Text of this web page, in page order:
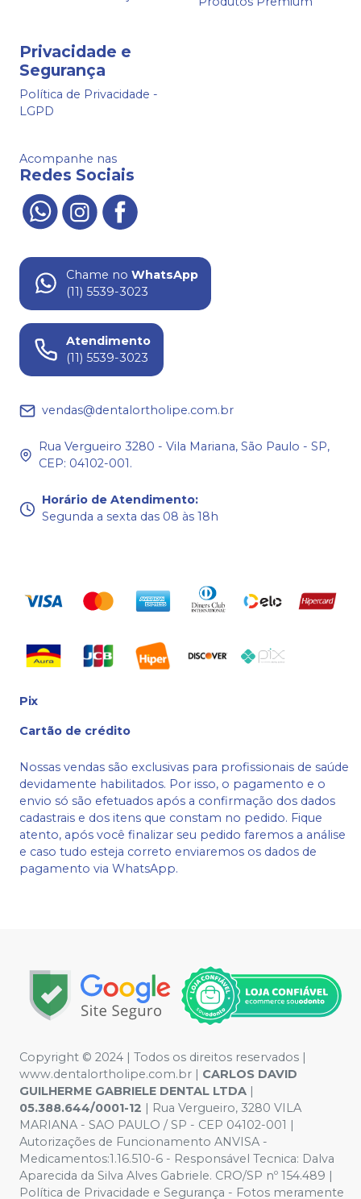
Privacidade e
Segurança
Política de Privacidade -
LGPD
Acompanhe nas
Redes Sociais
Chame no WhatsApp
(11) 5539-3023
Atendimento
(11) 5539-3023
vendas@dentalortholipe.com.br
Rua Vergueiro 3280 - Vila Mariana, São Paulo - SP,
CEP: 04102-001.
Horário de Atendimento:
Segunda a sexta das 08 às 18h
Pix
Cartão de crédito
Nossas vendas são exclusivas para profissionais de saúde
devidamente habilitados. Por isso, o pagamento e o
envio só são efetuados após a confirmação dos dados
cadastrais e dos itens que constam no pedido. Fique
atento, após você finalizar seu pedido faremos a análise
e caso tudo esteja correto enviaremos os dados de
pagamento via WhatsApp.
Copyright © 2024 | Todos os direitos reservados |
www.dentalortholipe.com.br | CARLOS DAVID
GUILHERME GABRIELE DENTAL LTDA
05.388.644/0001-12 | Rua Vergueiro, 3280 VILA
MARIANA - SAO PAULO / SP - CEP 04102-001 |
Autorizações de Funcionamento ANVISA -
Medicamentos:1.16.510-6 - Responsável Tecnica: Dalva
Aparecida da Silva Alves Gabriele. CRO/SP nº 154.489 |
Política de Privacidade e Segurança - Fotos meramente